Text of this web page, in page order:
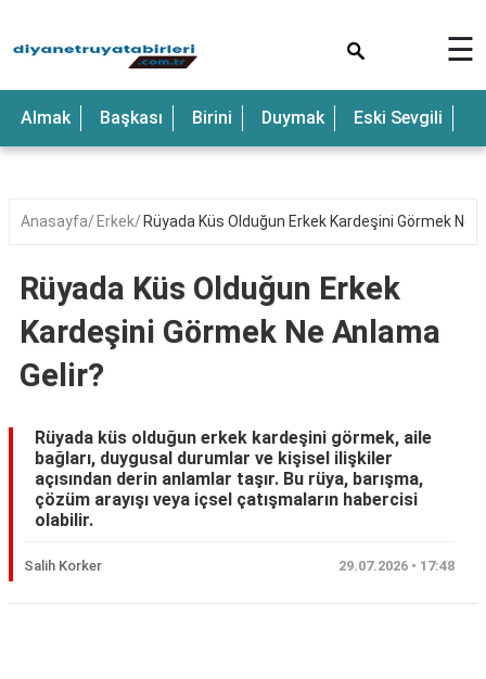
Anne
Bebek
Çocuk
Deniz
Düğün
Erkek
Eski
Gelin
Hamile
☰
Almak Başkası Birini Duymak Eski Sevgili
Anasayfa Erkek Rüyada Küs Olduğun Erkek Kardeşini Görmek Ne
Rüyada Küs Olduğun Erkek
Kardeşini Görmek Ne Anlama
Gelir?
Rüyada küs olduğun erkek kardeşini görmek, aile
bağları, duygusal durumlar ve kişisel ilişkiler
açısından derin anlamlar taşır. Bu rüya, barışma,
çözüm arayışı veya içsel çatışmaların habercisi
olabilir.
Salih Korker 29.07.2026 • 17:48